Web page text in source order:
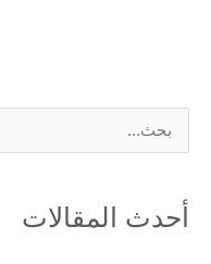
ب
حأحدث المقالات